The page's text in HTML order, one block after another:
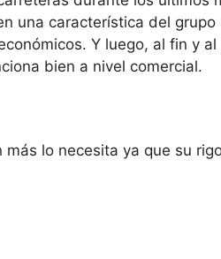
una característica del grupo
Y luego, al fin y
bien a nivel comercial.
lo necesita ya que su